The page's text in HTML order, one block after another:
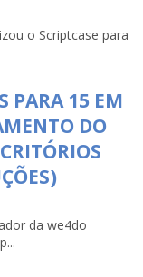
o Scriptcase para
PARA 15 EM
DO
da we4do